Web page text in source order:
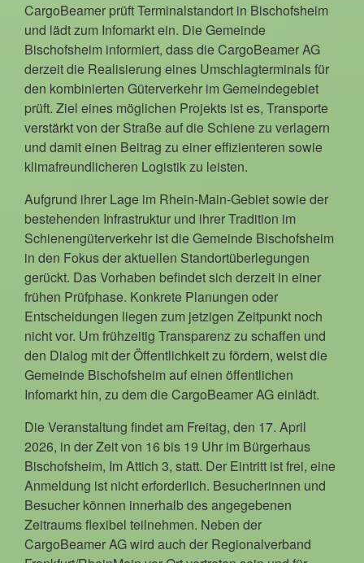
CargoBeamer prüft Terminalstandort in Bischofsheim
und lädt zum Infomarkt ein. Die Gemeinde
Bischofsheim informiert, dass die CargoBeamer AG
derzeit die Realisierung eines Umschlagterminals für
den kombinierten Güterverkehr im Gemeindegebiet
prüft. Ziel eines möglichen Projekts ist es, Transporte
verstärkt von der Straße auf die Schiene zu verlagern
und damit einen Beitrag zu einer effizienteren sowie
klimafreundlicheren Logistik zu leisten.
Aufgrund ihrer Lage im Rhein-Main-Gebiet sowie der
bestehenden Infrastruktur und ihrer Tradition im
Schienengüterverkehr ist die Gemeinde Bischofsheim
in den Fokus der aktuellen Standortüberlegungen
gerückt. Das Vorhaben befindet sich derzeit in einer
frühen Prüfphase. Konkrete Planungen oder
Entscheidungen liegen zum jetzigen Zeitpunkt noch
nicht vor. Um frühzeitig Transparenz zu schaffen und
den Dialog mit der Öffentlichkeit zu fördern, weist die
Gemeinde Bischofsheim auf einen öffentlichen
Infomarkt hin, zu dem die CargoBeamer AG einlädt.
Die Veranstaltung findet am Freitag, den 17. April
2026, in der Zeit von 16 bis 19 Uhr im Bürgerhaus
Bischofsheim, Im Attich 3, statt. Der Eintritt ist frei, eine
Anmeldung ist nicht erforderlich. Besucherinnen und
Besucher können innerhalb des angegebenen
Zeitraums flexibel teilnehmen. Neben der
CargoBeamer AG wird auch der Regionalverband